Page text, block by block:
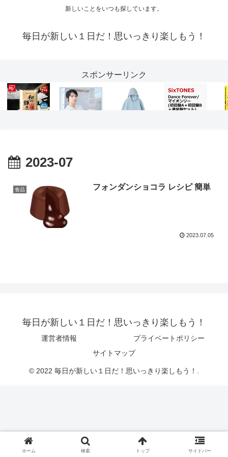
新しいことをいつも探しています。
毎日が新しい１日だ！思いっきり楽しもう！
スポンサーリンク
2023-07
食品 フォンダンショコラ レシピ 簡単
2023.07.05
毎日が新しい１日だ！思いっきり楽しもう！
運営者情報
プライベートポリシー
サイトマップ
© 2022 毎日が新しい１日だ！思いっきり楽しもう！.
ホーム 検索 トップ サイドバー